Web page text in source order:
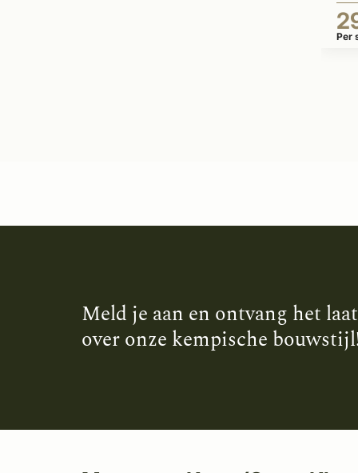
Per
Meld je aan en ontvang het
over onze kempische